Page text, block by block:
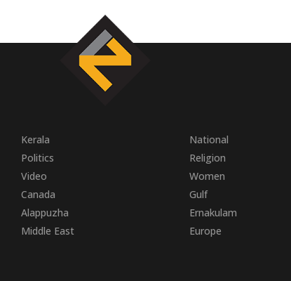
Kerala National
Politics Religion
Video Women
Canada Gulf
Alappuzha Ernakulam
Middle East Europe